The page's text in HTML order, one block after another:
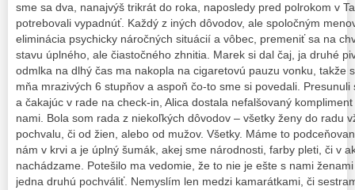
sme sa dva, nanajvýš trikrát do roka, naposledy pred polrokom v
potrebovali vypadnúť. Každý z iných dôvodov, ale spoločným
eliminácia psychicky náročných situácií a vôbec, premeniť sa na
stavu úplného, ale čiastočného zhnitia. Marek si dal čaj, ja druhé
odmlka na dlhý čas ma nakopla na cigaretovú pauzu vonku, takže
mňa mrazivých 6 stupňov a aspoň čo-to sme si povedali.
a čakajúc v rade na check-in, Alica dostala nefalšovaný
nami. Bola som rada z niekoľkých dôvodov – všetky ženy do radu
pochvalu, či od žien, alebo od mužov. Všetky. Máme to
nám v krvi a je úplný šumák, akej sme národnosti, farby pleti, či v
nachádzame. Potešilo ma vedomie, že to nie je ešte s nami
jedna druhú pochváliť. Nemyslím len medzi kamarátkami, či